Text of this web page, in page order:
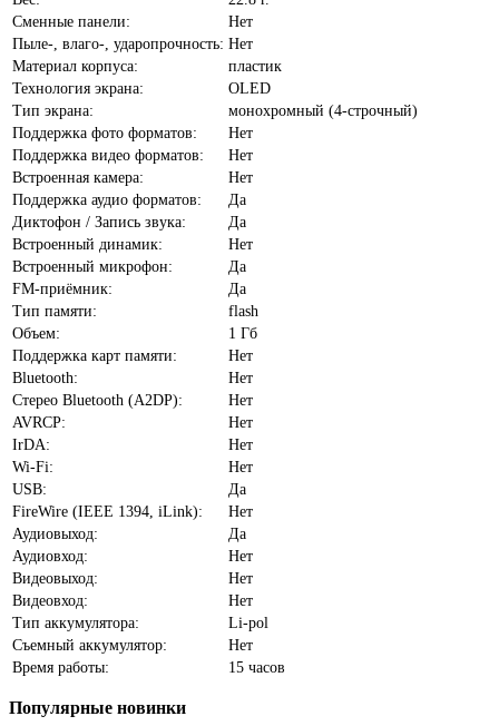
Сменные панели:
Нет
Пыле-, влаго-, ударопрочность: Нет
Материал корпуса:
пластик
Технология экрана:
OLED
Тип экрана:
монохромный (4-строчный)
Поддержка фото форматов:
Нет
Поддержка видео форматов:
Нет
Встроенная камера:
Нет
Поддержка аудио форматов:
Да
Диктофон / Запись звука:
Да
Встроенный динамик:
Нет
Встроенный микрофон:
Да
FM-приёмник:
Да
Тип памяти:
flash
Объем:
1 Гб
Поддержка карт памяти:
Нет
Bluetooth:
Нет
Стерео Bluetooth (A2DP):
Нет
AVRCP:
Нет
IrDA:
Нет
Wi-Fi:
Нет
USB:
Да
FireWire (IEEE 1394, iLink):
Нет
Аудиовыход:
Да
Аудиовход:
Нет
Видеовыход:
Нет
Видеовход:
Нет
Тип аккумулятора:
Li-pol
Cъемный аккумулятор:
Нет
Время работы:
15 часов
Популярные новинки